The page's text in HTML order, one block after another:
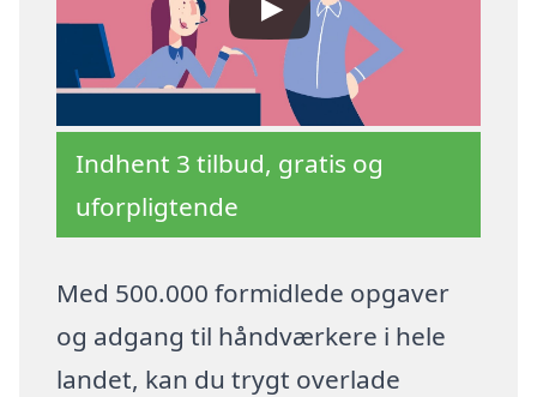
Indhent 3 tilbud, gratis og
uforpligtende
Med 500.000 formidlede opgaver
og adgang til håndværkere i hele
landet, kan du trygt overlade